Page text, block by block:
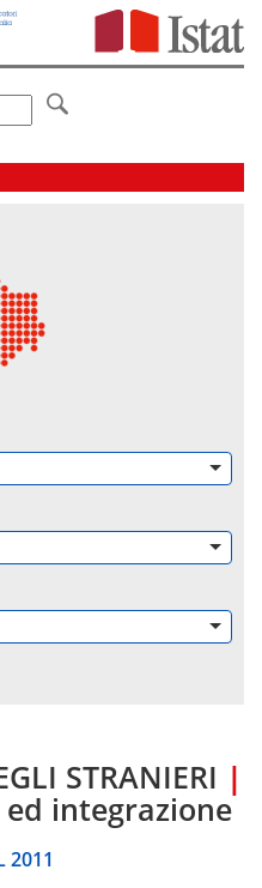
STRANIERI |
integrazione
2011